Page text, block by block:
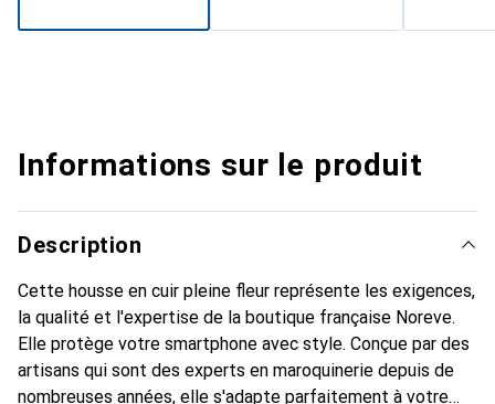
Informations sur le produit
Description
Cette housse en cuir pleine fleur représente les exigences,
la qualité et l'expertise de la boutique française Noreve.
Elle protège votre smartphone avec style. Conçue par des
artisans qui sont des experts en maroquinerie depuis de
nombreuses années, elle s'adapte parfaitement à votre